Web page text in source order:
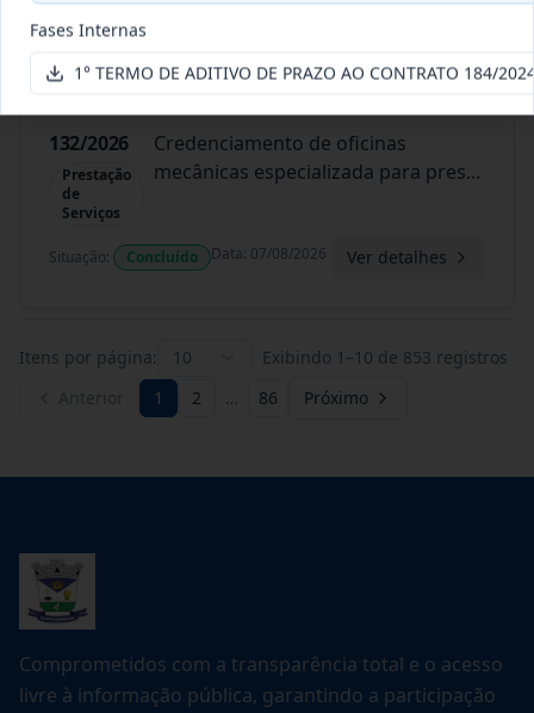
Situação: Concluído
132/2026
Prestação
de
Serviços
Credenciamento de oficinas
mecânicas especializada para pres...
Situação: Concluído Data: 07/08/2026 Ver detalhes
Itens por página: 10 Exibindo 1 –10 de 853 registros
1 2 … 86 Próximo
Comprometidos com a transparência total e o acesso
livre à informação pública, garantindo a participação
Fases Internas
1° TERMO DE ADITIVO DE PRAZO AO CONTRATO 184/